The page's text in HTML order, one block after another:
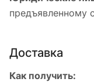
предъявленному
Доставка
Как получить: